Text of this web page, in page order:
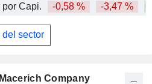
Company
por Capi.
-0,58 % -3,47 %
del sector